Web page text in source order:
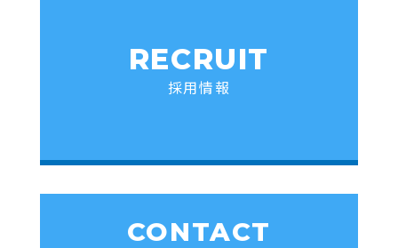
RECRUIT
採用情報
CONTACT